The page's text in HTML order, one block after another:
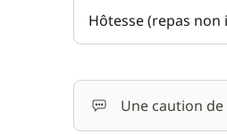
Hôtesse (repas non
Une caution